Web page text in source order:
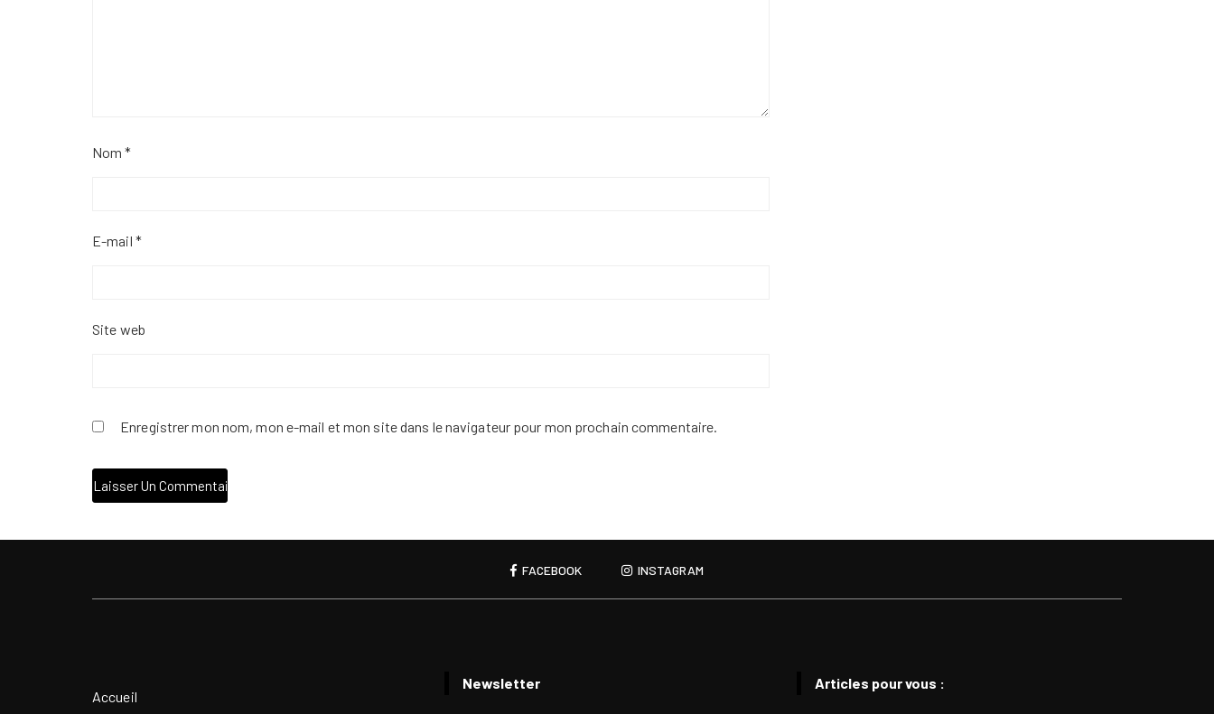
Nom*
E-mail *
Site web
Enregistrer mon nom, mon e-mail et mon site dans le navigateur pour mon prochain commentaire.
FACEBOOK INSTAGRAM
Accueil
Newsletter Articles pour vous :